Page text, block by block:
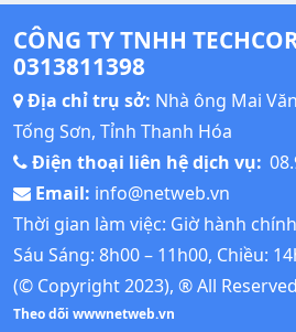
CÔNG TY TNHH
0313811398
Địa chỉ trụ sở: Nhà ông Mai
Tống Sơn, Tỉnh Thanh Hóa
Điện thoại liên hệ dịch vụ:
Email: info@netweb.vn
Thời gian làm việc: Giờ hành
Sáu Sáng: 8h00 – 11h00, Chiều:
(© Copyright 2023), ® All
Theo dõi wwwnetweb.vn